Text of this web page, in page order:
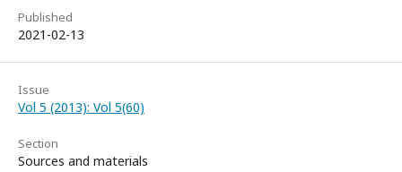
Published
2021-02-13
Issue
Vol 5 (2013): Vol 5(60)
Section
Sources and materials